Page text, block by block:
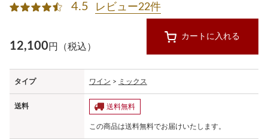
4.5 レビュー22件
12,100円（税込）
カートに入れる
タイプ ワイン > ミックス
送料 送料無料
この商品は送料無料でお届けいたします。